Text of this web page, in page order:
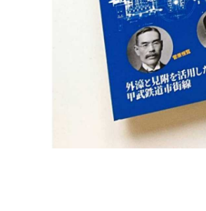
2026年8月3日
2026年7月3日